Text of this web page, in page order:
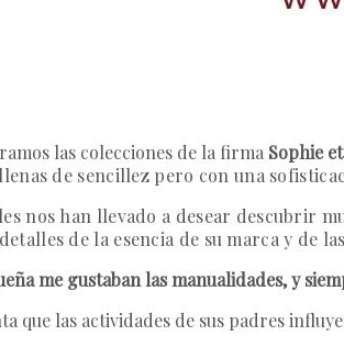
las colecciones de la firma Sophie
de sencillez pero con una
nos han llevado a desear descubrir
de la esencia de su marca y de
me gustaban las manualidades, y
que las actividades de sus padres